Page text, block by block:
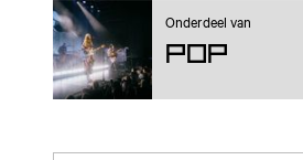
Onderdeel van
Pop